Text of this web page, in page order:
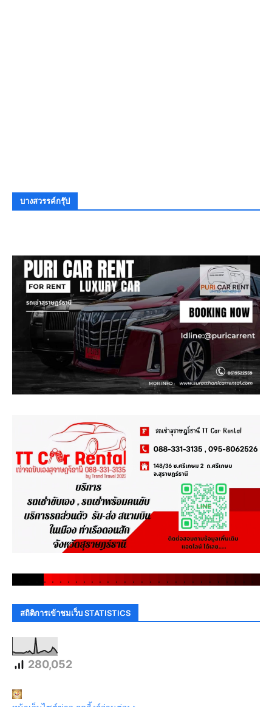
บางสวรรค์กรุ๊ป
. . . . . . . . . . . . . . . . . . . . . . . .
สถิติการเข้าชมเว็บ STATISTICS
280,052